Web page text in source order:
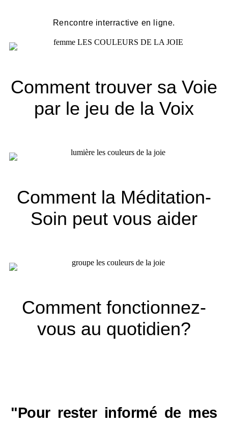
Rencontre interractive en ligne.
Comment trouver sa Voie
par le jeu de la Voix
Comment la Méditation-
Soin peut vous aider
Comment fonctionnez-
vous au quotidien?
"Pour rester informé de mes